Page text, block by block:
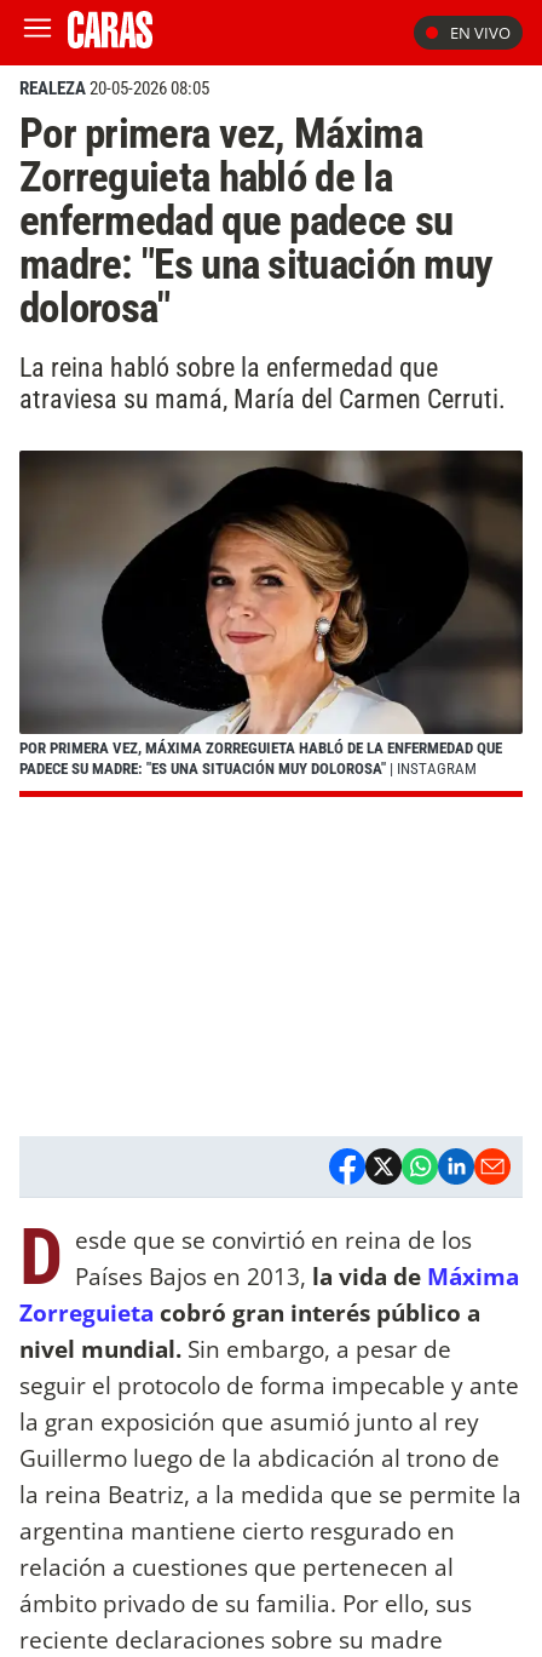
EN VIVO
REALEZA20-05-2026 08:05
Por primera vez, Máxima
Zorreguieta habló de la
enfermedad que padece su
madre: "Es una situación muy
dolorosa"
La reina habló sobre la enfermedad que
atraviesa su mamá, María del Carmen Cerruti.
POR PRIMERA VEZ, MÁXIMA ZORREGUIETA HABLÓ DE LA ENFERMEDAD QUE
PADECE SU MADRE: "ES UNA SITUACIÓN MUY DOLOROSA" | INSTAGRAM
D esde que se convirtió en reina de los
Países Bajos en 2013, la vida de Máxima
Zorreguieta cobró gran interés público a
nivel mundial. Sin embargo, a pesar de
seguir el protocolo de forma impecable y ante
la gran exposición que asumió junto al rey
Guillermo luego de la abdicación al trono de
la reina Beatriz, a la medida que se permite la
argentina mantiene cierto resgurado en
relación a cuestiones que pertenecen al
ámbito privado de su familia. Por ello, sus
reciente declaraciones sobre su madre